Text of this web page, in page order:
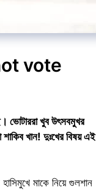
not vote
ভোটাররা খুব উৎসবমুখর
শাকিব খান! দুঃখের বিষয় এই
মাকে নিয়ে গুলশান